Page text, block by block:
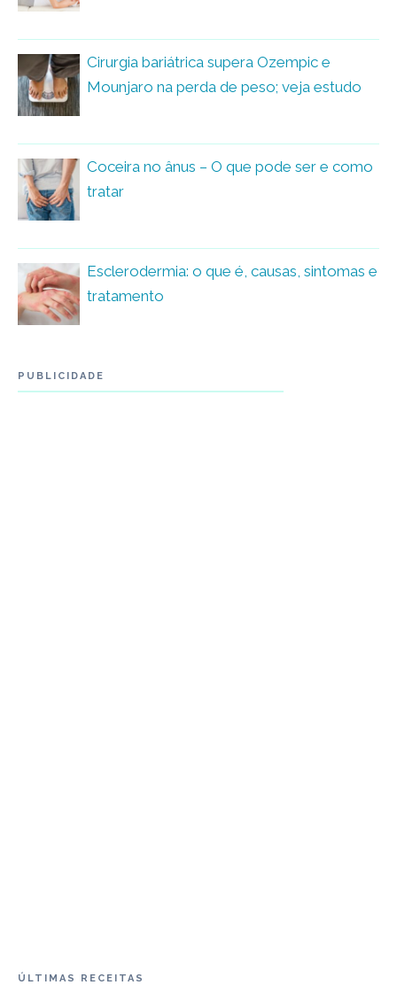
Cirurgia bariátrica supera Ozempic e
Mounjaro na perda de peso; veja estudo
Coceira no ânus – O que pode ser e como
tratar
Esclerodermia: o que é, causas, sintomas e
tratamento
PUBLICIDADE
ÚLTIMAS RECEITAS